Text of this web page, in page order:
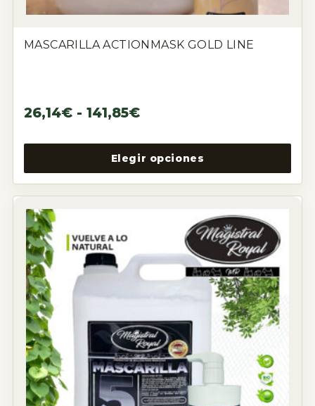
Elegir opciones
MASCARILLA ACTIONMASK GOLD LINE
26,14€ - 141,85€